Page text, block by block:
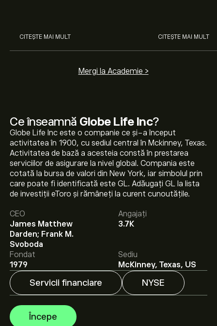
Ce înseamnă Globe Life Inc?
Globe Life Inc este o companie ce și-a început
activitatea în 1900, cu sediul central în Mckinney, Texas.
Activitatea de bază a acesteia constă în prestarea
serviciilor de asigurare la nivel global. Compania este
cotată la bursa de valori din New York, iar simbolul prin
care poate fi identificată este GL. Adăugați GL la lista
de investiții eToro și rămâneți la curent cunoutățile.
CEO
James Matthew
Darden; Frank M.
Svoboda
Angajați
3.7K
Fondat
1979
Sediu
McKinney, Texas, US
Servicii financiare NYSE
Începe
CITEȘTE MAI MULT CITEȘTE MAI MULT
Mergi la Academie >
Prețul actual al acțiunilor GL este 183.58‎$‎.
Prețul țintă mediu pentru acțiunile Globe Life Inc este
183.58‎$‎. Creează-ți un cont
previziunile analiștilor și ținte de preț.
Analiștii oferă previziuni pentru acțiunile Globe Life Inc
bazate pe tendințele pieței, rapoarte financiare și
creșterea estimată. Verifică cele mai recente previziuni